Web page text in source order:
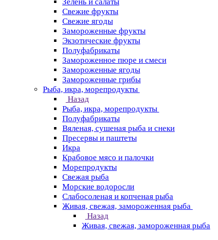
Свежие фрукты
Свежие ягоды
Замороженные фрукты
Экзотические фрукты
Полуфабрикаты
Замороженное пюре и смеси
Замороженные ягоды
Замороженные грибы
Рыба, икра, морепродукты
Назад
Рыба, икра, морепродукты
Полуфабрикаты
Вяленая, сушеная рыба и снеки
Пресервы и паштеты
Икра
Крабовое мясо и палочки
Морепродукты
Свежая рыба
Морские водоросли
Слабосоленая и копченая рыба
Живая, свежая, замороженная рыба
Назад
Живая, свежая, замороженная рыба